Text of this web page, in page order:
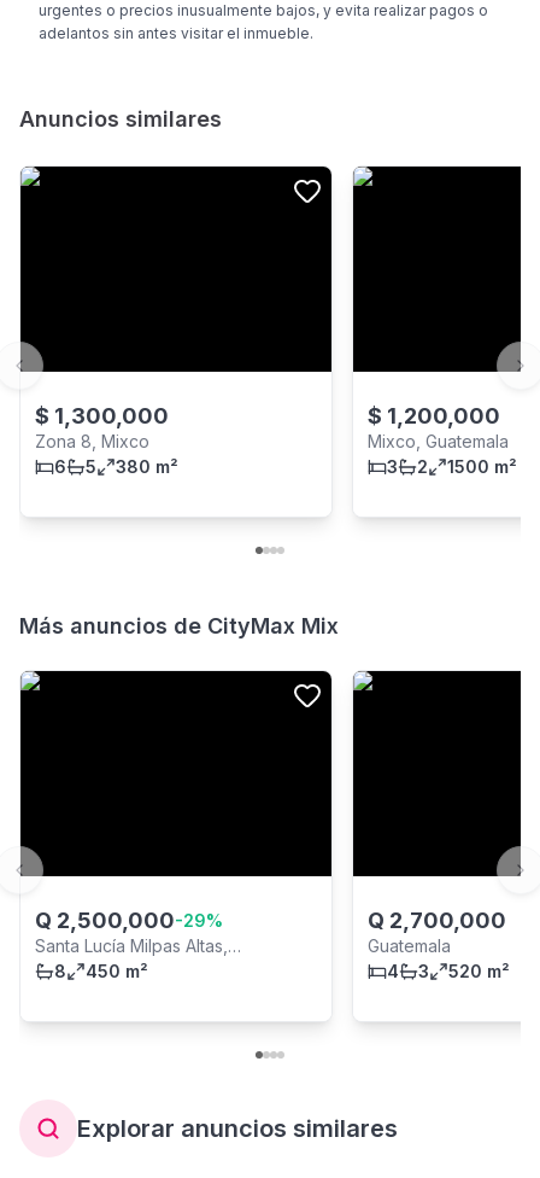
urgentes o precios inusualmente bajos, y evita realizar pagos o
adelantos sin antes visitar el inmueble.
Anuncios similares
$ 1,300,000
Zona 8, Mixco
6
5 380 m²
$ 1,200,000
Mixco, Guatemala
3
2 1500 m²
Previous slide
Más anuncios de CityMax Mix
Q 2,500,000-29%
Santa Lucía Milpas Altas,
Sacatepéquez
8 450 m²
Q 2,700,000
Guatemala
4
3 520 m²
Previous slide
Explorar anuncios similares